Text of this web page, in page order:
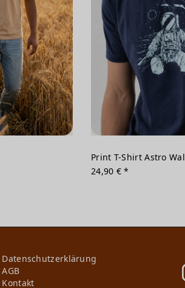
Print T-Shirt Astro Wal
24,90 € *
Daten­schutz­erklärung
AGB
Kontakt